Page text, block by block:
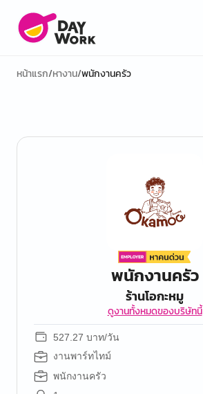
หน้าแรก/หางาน/พนักงานครัว
พนักงานครัว
ร้านโอกะหมู
ดูงานทั้งหมดของบริษัทนี้
527.27 บาท/วัน
งานพาร์ทไทม์
พนักงานครัว